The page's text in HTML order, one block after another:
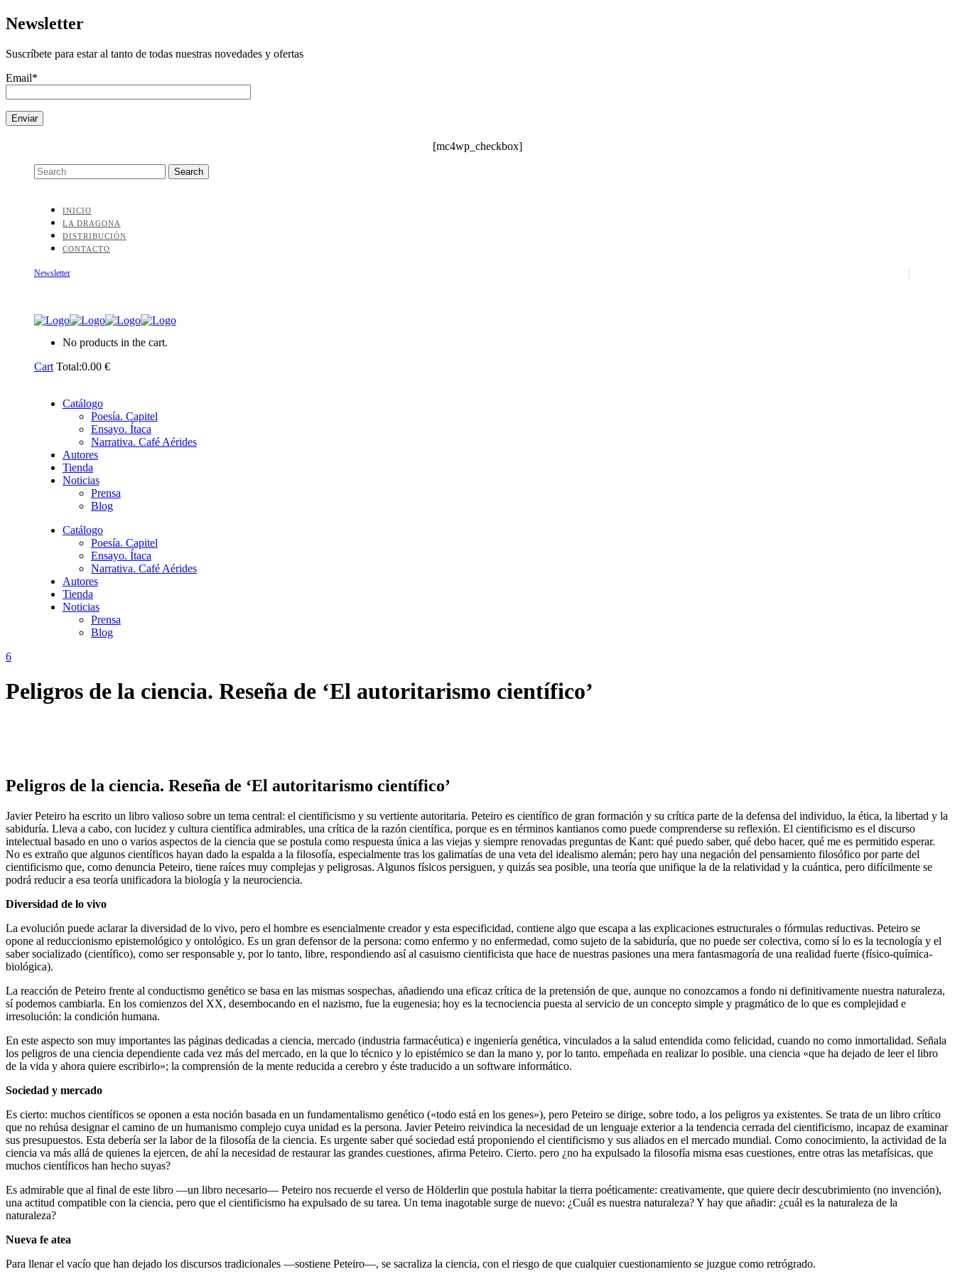
Newsletter
Suscríbete para estar al tanto de todas nuestras novedades y ofertas
Email*
[mc4wp_checkbox]
INICIO
LA DRAGONA
DISTRIBUCIÓN
CONTACTO
Newsletter
No products in the cart.
Cart Total:0.00 €
Catálogo
Poesía. Capitel
Ensayo. Ítaca
Narrativa. Café Aérides
Autores
Tienda
Noticias
Prensa
Blog
Catálogo
Poesía. Capitel
Ensayo. Ítaca
Narrativa. Café Aérides
Autores
Tienda
Noticias
Prensa
Blog
Peligros de la ciencia. Reseña de ‘El autoritarismo científico’
Peligros de la ciencia. Reseña de ‘El autoritarismo científico’
Javier Peteiro ha escrito un libro valioso sobre un tema central: el cientificismo y su vertiente autoritaria. Peteiro es científico de gran formación y su crítica parte de la defensa del individuo, la ética, la libertad y la
sabiduría. Lleva a cabo, con lucidez y cultura científica admirables, una crítica de la razón científica, porque es en términos kantianos como puede comprenderse su reflexión. El cientificismo es el discurso
intelectual basado en uno o varios aspectos de la ciencia que se postula como respuesta única a las viejas y siempre renovadas preguntas de Kant: qué puedo saber, qué debo hacer, qué me es permitido esperar.
No es extraño que algunos científicos hayan dado la espalda a la filosofía, especialmente tras los galimatías de una veta del idealismo alemán; pero hay una negación del pensamiento filosófico por parte del
cientificismo que, como denuncia Peteiro, tiene raíces muy complejas y peligrosas. Algunos físicos persiguen, y quizás sea posible, una teoría que unifique la de la relatividad y la cuántica, pero difícilmente se
podrá reducir a esa teoría unificadora la biología y la neurociencia.
Diversidad de lo vivo
La evolución puede aclarar la diversidad de lo vivo, pero el hombre es esencialmente creador y esta especificidad, contiene algo que escapa a las explicaciones estructurales o fórmulas reductivas. Peteiro se
opone al reduccionismo epistemológico y ontológico. Es un gran defensor de la persona: como enfermo y no enfermedad, como sujeto de la sabiduría, que no puede ser colectiva, como sí lo es la tecnología y el
saber socializado (científico), como ser responsable y, por lo tanto, libre, respondiendo así al casuismo cientificista que hace de nuestras pasiones una mera fantasmagoría de una realidad fuerte (físico-química-
biológica).
La reacción de Peteiro frente al conductismo genético se basa en las mismas sospechas, añadiendo una eficaz crítica de la pretensión de que, aunque no conozcamos a fondo ni definitivamente nuestra naturaleza,
sí podemos cambiarla. En los comienzos del XX, desembocando en el nazismo, fue la eugenesia; hoy es la tecnociencia puesta al servicio de un concepto simple y pragmático de lo que es complejidad e
irresolución: la condición humana.
En este aspecto son muy importantes las páginas dedicadas a ciencia, mercado (industria farmacéutica) e ingeniería genética, vinculados a la salud entendida como felicidad, cuando no como inmortalidad. Señala
los peligros de una ciencia dependiente cada vez más del mercado, en la que lo técnico y lo epistémico se dan la mano y, por lo tanto. empeñada en realizar lo posible. una ciencia «que ha dejado de leer el libro
de la vida y ahora quiere escribirlo»; la comprensión de la mente reducida a cerebro y éste traducido a un software informático.
Sociedad y mercado
Es cierto: muchos científicos se oponen a esta noción basada en un fundamentalismo genético («todo está en los genes»), pero Peteiro se dirige, sobre todo, a los peligros ya existentes. Se trata de un libro crítico
que no rehúsa designar el camino de un humanismo complejo cuya unidad es la persona. Javier Peteiro reivindica la necesidad de un lenguaje exterior a la tendencia cerrada del cientificismo, incapaz de examinar
sus presupuestos. Esta debería ser la labor de la filosofía de la ciencia. Es urgente saber qué sociedad está proponiendo el cientificismo y sus aliados en el mercado mundial. Como conocimiento, la actividad de la
ciencia va más allá de quienes la ejercen, de ahí la necesidad de restaurar las grandes cuestiones, afirma Peteiro. Cierto. pero ¿no ha expulsado la filosofía misma esas cuestiones, entre otras las metafísicas, que
muchos científicos han hecho suyas?
Es admirable que al final de este libro —un libro necesario— Peteiro nos recuerde el verso de Hölderlin que postula habitar la tierra poéticamente: creativamente, que quiere decir descubrimiento (no invención),
una actitud compatible con la ciencia, pero que el cientificismo ha expulsado de su tarea. Un tema inagotable surge de nuevo: ¿Cuál es nuestra naturaleza? Y hay que añadir: ¿cuál es la naturaleza de la
naturaleza?
Nueva fe atea
Para llenar el vacío que han dejado los discursos tradicionales —sostiene Peteiro—, se sacraliza la ciencia, con el riesgo de que cualquier cuestionamiento se juzgue como retrógrado.